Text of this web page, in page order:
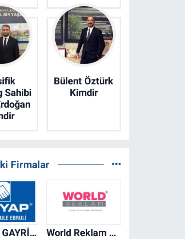
Sahibi
Bülent Öztürk
Kimdir
Firmalar
TURYAP GAYRİMENKUL DANIŞMANLIK HİZMETLERİ World Reklam Copy Center